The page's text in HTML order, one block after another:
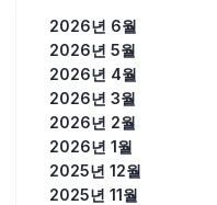
2026년 6월
2026년 5월
2026년 4월
2026년 3월
2026년 2월
2026년 1월
2025년 12월
2025년 11월